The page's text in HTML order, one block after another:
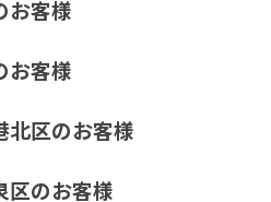
お客様
お客様
北区のお客様
区のお客様